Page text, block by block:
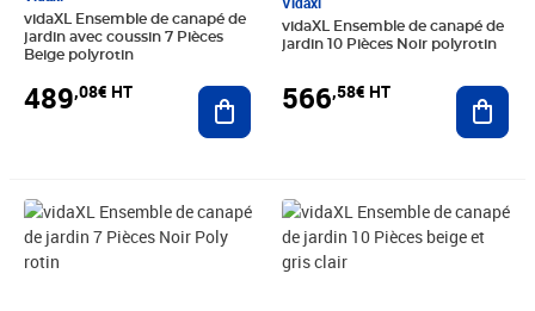
vidaXL Ensemble de canapé de
jardin avec coussin 7 Pièces
Beige polyrotin
489,08€ HT Ajouter au panier
vidaXL Ensemble de canapé de
jardin 10 Pièces Noir polyrotin
566,58€ HT
Prix 384,08€ HT Prix 802,41€ HT